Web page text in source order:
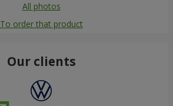
All photos
To order that product
Our clients